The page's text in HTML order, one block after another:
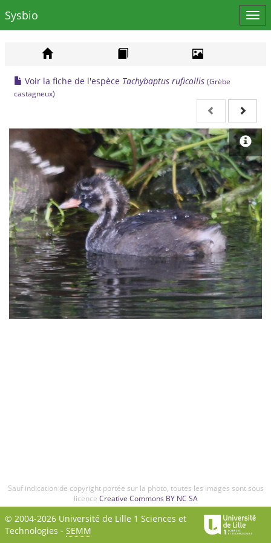
le
Sysbio
Voir la fiche de l'espèce Tachybaptus ruficollis (Grèbe
castagneux)
Sauf indication de copyright portée sur la photo, toutes les images sont sous
licence Creative Commons BY NC SA
© 2004-2026 Université de Lille 1 Sciences et
Technologies - SEMM